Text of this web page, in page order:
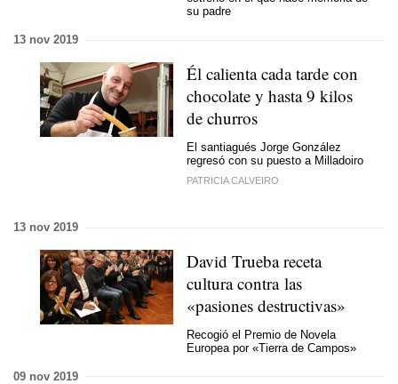
su padre
13 nov 2019
Él calienta cada tarde con
chocolate y hasta 9 kilos
de churros
El santiagués Jorge González
regresó con su puesto a Milladoiro
PATRICIA CALVEIRO
13 nov 2019
David Trueba receta
cultura contra las
«pasiones destructivas»
Recogió el Premio de Novela
Europea por «Tierra de Campos»
09 nov 2019